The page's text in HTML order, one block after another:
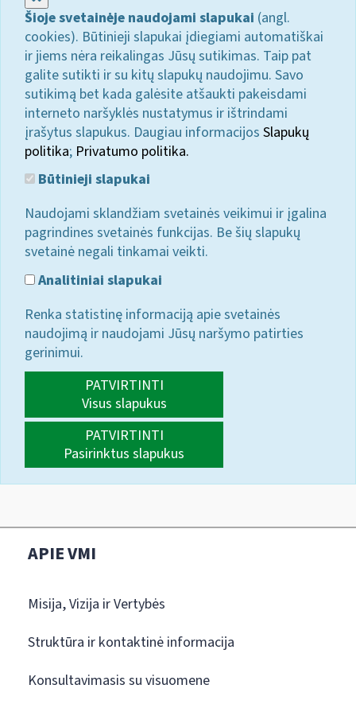
Šioje svetainėje naudojami slapukai (angl.
cookies). Būtinieji slapukai įdiegiami automatiškai
ir jiems nėra reikalingas Jūsų sutikimas. Taip pat
galite sutikti ir su kitų slapukų naudojimu. Savo
sutikimą bet kada galėsite atšaukti pakeisdami
interneto naršyklės nustatymus ir ištrindami
įrašytus slapukus. Daugiau informacijos Slapukų
politika; Privatumo politika.
Būtinieji slapukai
Naudojami sklandžiam svetainės veikimui ir įgalina
pagrindines svetainės funkcijas. Be šių slapukų
svetainė negali tinkamai veikti.
Analitiniai slapukai
Renka statistinę informaciją apie svetainės
naudojimą ir naudojami Jūsų naršymo patirties
gerinimui.
PATVIRTINTI
Visus slapukus
PATVIRTINTI
Pasirinktus slapukus
APIE VMI
Misija, Vizija ir Vertybės
Struktūra ir kontaktinė informacija
Konsultavimasis su visuomene